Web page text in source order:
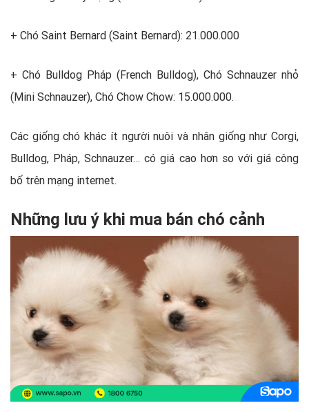
+ Chó Saint Bernard (Saint Bernard): 21.000.000
+ Chó Bulldog Pháp (French Bulldog), Chó Schnauzer nhỏ
(Mini Schnauzer), Chó Chow Chow: 15.000.000.
Các giống chó khác ít người nuôi và nhân giống như Corgi,
Bulldog, Pháp, Schnauzer… có giá cao hơn so với giá công
bố trên mạng internet.
Những lưu ý khi mua bán chó cảnh